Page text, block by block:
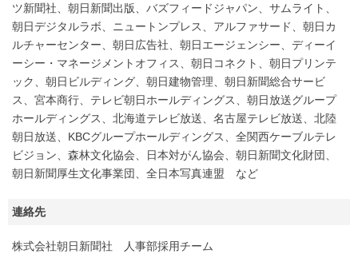
ツ新聞社、朝日新聞出版、バズフィードジャパン、サムライト、
朝日デジタルラボ、ニュートンプレス、アルファサード、朝日カ
ルチャーセンター、朝日広告社、朝日エージェンシー、ディーイ
ーシー・マネージメントオフィス、朝日コネクト、朝日プリンテ
ック、朝日ビルディング、朝日建物管理、朝日新聞総合サービ
ス、宮本商行、テレビ朝日ホールディングス、朝日放送グループ
ホールディングス、北海道テレビ放送、名古屋テレビ放送、北陸
朝日放送、KBCグループホールディングス、全関西ケーブルテレ
ビジョン、森林文化協会、日本対がん協会、朝日新聞文化財団、
朝日新聞厚生文化事業団、全日本写真連盟 など
連絡先
株式会社朝日新聞社 人事部採用チーム